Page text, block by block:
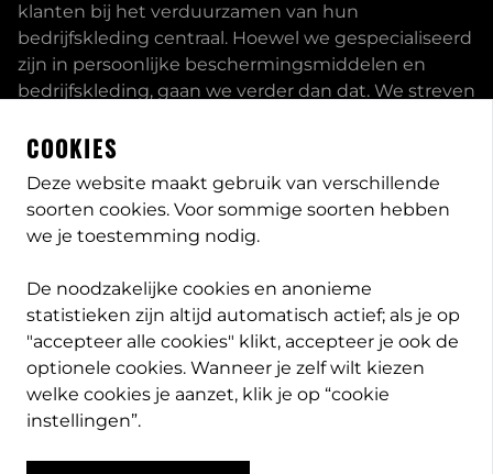
klanten bij het verduurzamen van hun
bedrijfskleding centraal. Hoewel we gespecialiseerd
zijn in persoonlijke beschermingsmiddelen en
bedrijfskleding, gaan we verder dan dat. We streven
bieden een uitgebreid servicepakket aan, inclusief
Dit zijn enkele van onze mogelijkheden. Heeft u
speciale wensen, neemcontact
PB-Protection
info@pb-protection.nl
040 2063026
COOKIES
Deze website maakt gebruik van verschillende
soorten cookies. Voor sommige soorten hebben
we je toestemming nodig.
De noodzakelijke cookies en anonieme
statistieken zijn altijd automatisch actief; als je op
"accepteer alle cookies" klikt, accepteer je ook de
optionele cookies. Wanneer je zelf wilt kiezen
welke cookies je aanzet, klik je op “cookie
instellingen”.